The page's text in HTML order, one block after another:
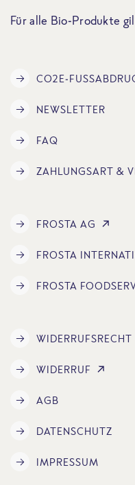
Für alle Bio-Produkte
CO2E-
NEWSLETTER
FAQ
ZAHLUNGSART &
FROSTA AG
FROSTA
FROSTA
WIDERRUFSRECHT
WIDERRUF
AGB
DATENSCHUTZ
IMPRESSUM